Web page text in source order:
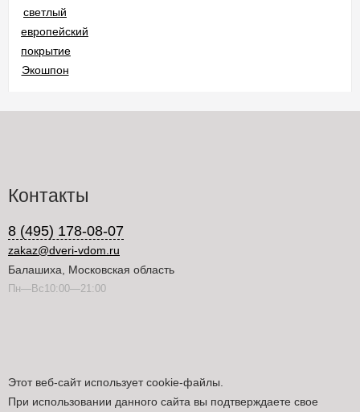
Контакты
8 (495) 178-08-07
zakaz@dveri-vdom.ru
Балашиха, Московская область
Пн—Вс10:00—21:00
Этот веб-сайт использует cookie-файлы.
При использовании данного сайта вы подтверждаете свое